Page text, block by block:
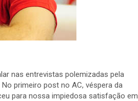
nas entrevistas polemizadas pela
primeiro post no AC, véspera da
para nossa impiedosa satisfação em